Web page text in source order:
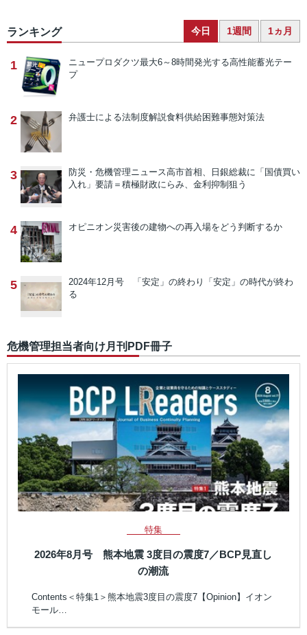
ランキング 今日 1週間 1ヵ月
1 ニュープロダクツ最大6～8時間発光する高性能蓄光テー
プ
2 弁護士による法制度解説食料供給困難事態対策法
3 防災・危機管理ニュース高市首相、日銀総裁に「国債買い
入れ」要請＝積極財政にらみ、金利抑制狙う
4 オピニオン災害後の建物への再入場をどう判断するか
5 2024年12月号 「安定」の終わり
「安定」の時代が終わ
る
危機管理担当者向け月刊PDF冊子
特集
2026年8月号 熊本地震 3度目の震度7／BCP見直し
の潮流
Contents＜特集1＞熊本地震3度目の震度7【Opinion】イオン
モール…